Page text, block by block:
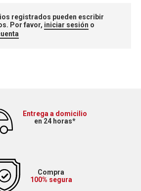
registrados pueden escribir
Por favor, iniciar sesión o
Entrega a domicilio
en 24 horas*
Compra
100% segura